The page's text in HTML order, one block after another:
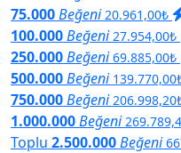
75.000Beğeni 20.961,00₺
100.000Beğeni 27.954,00₺
250.000Beğeni 69.885,00₺
500.000Beğeni
750.000Beğeni
1.000.000Beğeni
Toplu 2.500.000Beğeni